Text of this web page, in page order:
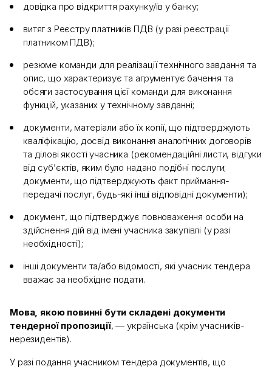
довідка про відкриття рахунку/ів у банку;
витяг з Реєстру платників ПДВ (у разі реєстрації
платником ПДВ);
резюме команди для реалізації технічного завдання та
опис, що характеризує та агрументує бачення та
обсяги застосування цієї команди для виконання
функцій, указаних у технічному завданні;
документи, матеріали або їх копії, що підтверджують
кваліфікацію, досвід виконання аналогічних договорів
та ділові якості учасника (рекомендаційні листи, відгуки
від суб’єктів, яким було надано подібні послуги;
документи, що підтверджують факт приймання-
передачі послуг, будь-які інші відповідні документи);
документ, що підтверджує повноваження особи на
здійснення дій від імені учасника закупівлі (у разі
необхідності);
інші документи та/або відомості, які учасник тендера
вважає за необхідне подати.
Мова, якою повинні бути складені документи
тендерної пропозиції, — українська (крім учасників-
нерезидентів).
У разі подання учасником тендера документів, що